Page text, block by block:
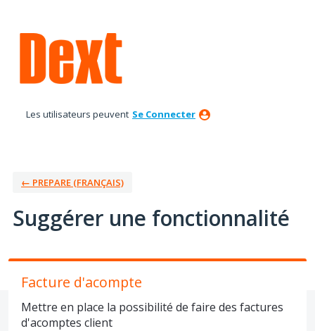
au
contenu
Les utilisateurs peuvent Se Connecter
← PREPARE (FRANÇAIS)
Suggérer une fonctionnalité
Facture d'acompte
Mettre en place la possibilité de faire des factures
d'acomptes client